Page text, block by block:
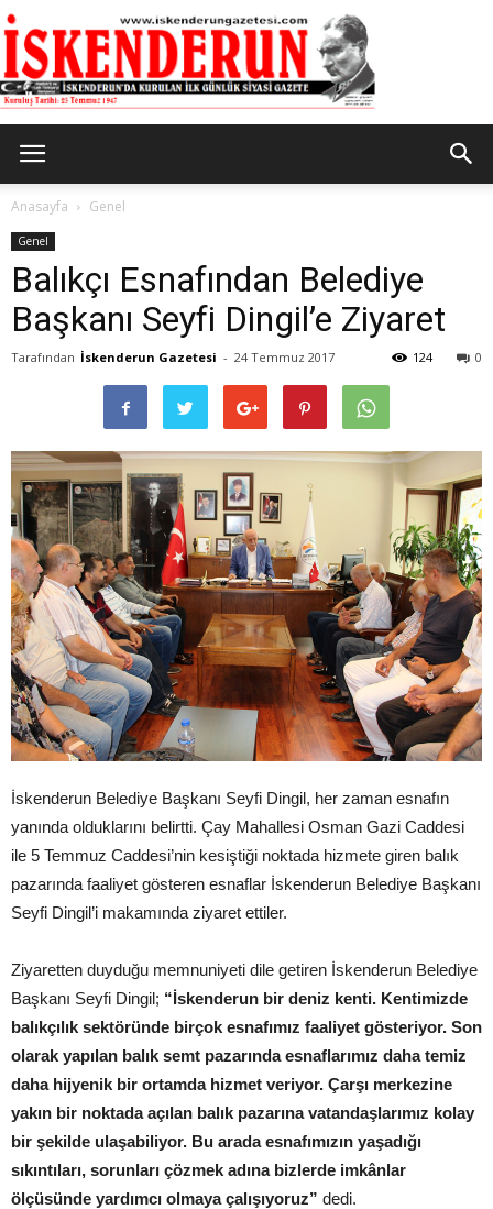
Gazetesi
Anasayfa Genel
Genel
Balıkçı Esnafından Belediye
Başkanı Seyfi Dingil’e Ziyaret
Tarafından İskenderun Gazetesi - 24 Temmuz 2017 0
124
İskenderun Belediye Başkanı Seyfi Dingil, her zaman esnafın
yanında olduklarını belirtti. Çay Mahallesi Osman Gazi Caddesi
ile 5 Temmuz Caddesi’nin kesiştiği noktada hizmete giren balık
pazarında faaliyet gösteren esnaflar İskenderun Belediye Başkanı
Seyfi Dingil’i makamında ziyaret ettiler.
Ziyaretten duyduğu memnuniyeti dile getiren İskenderun Belediye
Başkanı Seyfi Dingil; “İskenderun bir deniz kenti. Kentimizde
balıkçılık sektöründe birçok esnafımız faaliyet gösteriyor. Son
olarak yapılan balık semt pazarında esnaflarımız daha temiz
daha hijyenik bir ortamda hizmet veriyor. Çarşı merkezine
yakın bir noktada açılan balık pazarına vatandaşlarımız kolay
bir şekilde ulaşabiliyor. Bu arada esnafımızın yaşadığı
sıkıntıları, sorunları çözmek adına bizlerde imkânlar
ölçüsünde yardımcı olmaya çalışıyoruz” dedi.